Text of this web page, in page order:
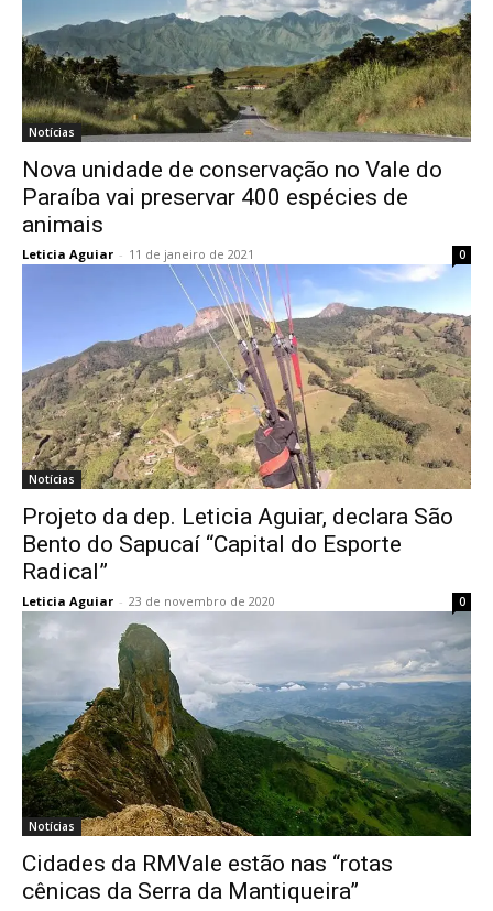
Notícias
Nova unidade de conservação no Vale do
Paraíba vai preservar 400 espécies de
animais
Leticia Aguiar - 11 de janeiro de 2021 0
Notícias
Projeto da dep. Leticia Aguiar, declara São
Bento do Sapucaí “Capital do Esporte
Radical”
Leticia Aguiar - 23 de novembro de 2020 0
Notícias
Cidades da RMVale estão nas “rotas
cênicas da Serra da Mantiqueira”